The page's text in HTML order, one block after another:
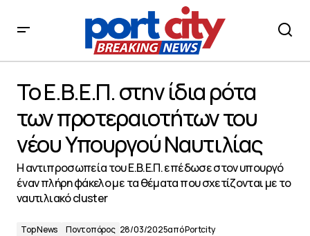
νέου Υπουργού Ναυτιλίας
Το Ε.Β.Ε.Π. στην ίδια ρότα
των προτεραιοτήτων του
νέου Υπουργού Ναυτιλίας
Η αντιπροσωπεία του Ε.Β.Ε.Π. επέδωσε στον υπουργό
έναν πλήρη φάκελο με τα θέματα που σχετίζονται με το
ναυτιλιακό cluster
Top News Ποντοπόρος 28/03/2025απόPortcity